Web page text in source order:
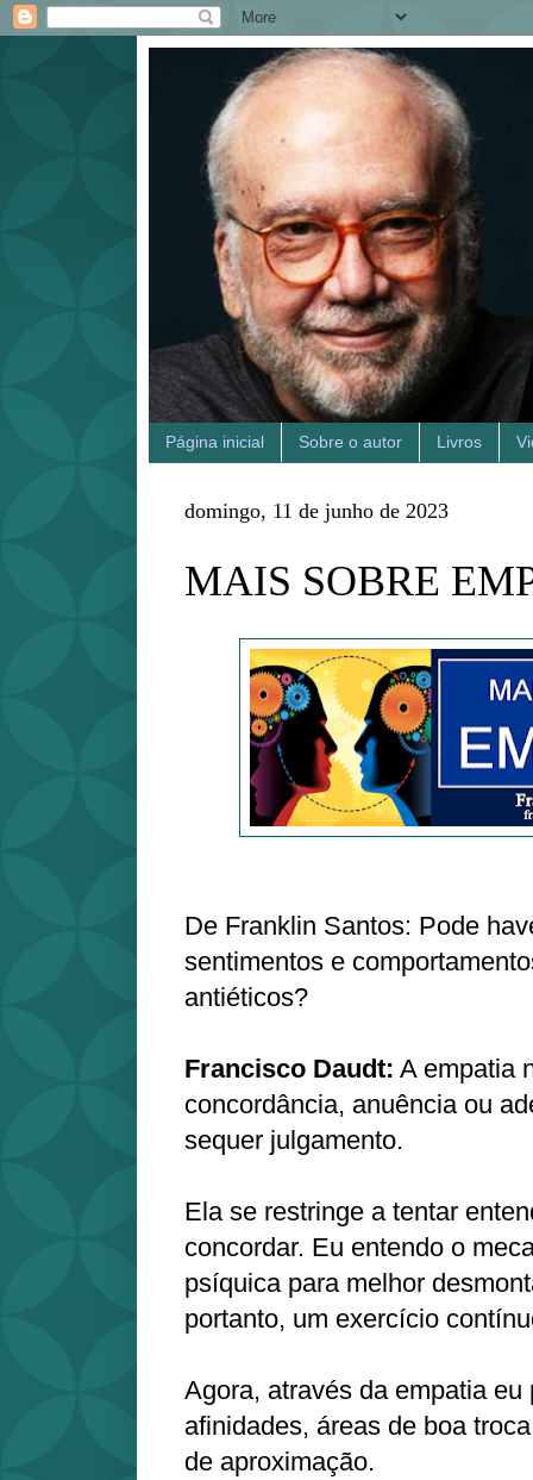
Página inicial Sobre o autor Livros
domingo, 11 de junho de 2023
MAIS SOBRE
De Franklin Santos: Pode
sentimentos e
antiéticos?
Francisco Daudt: A empatia
concordância, anuência ou
sequer julgamento.
Ela se restringe a tentar
concordar. Eu entendo o
psíquica para melhor
portanto, um exercício
Agora, através da empatia eu
afinidades, áreas de boa
de aproximação.